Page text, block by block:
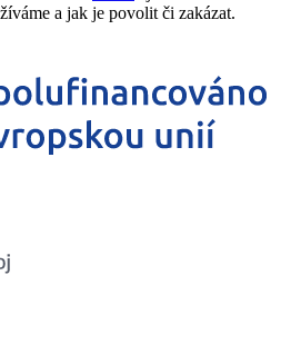
a jak je povolit či zakázat.